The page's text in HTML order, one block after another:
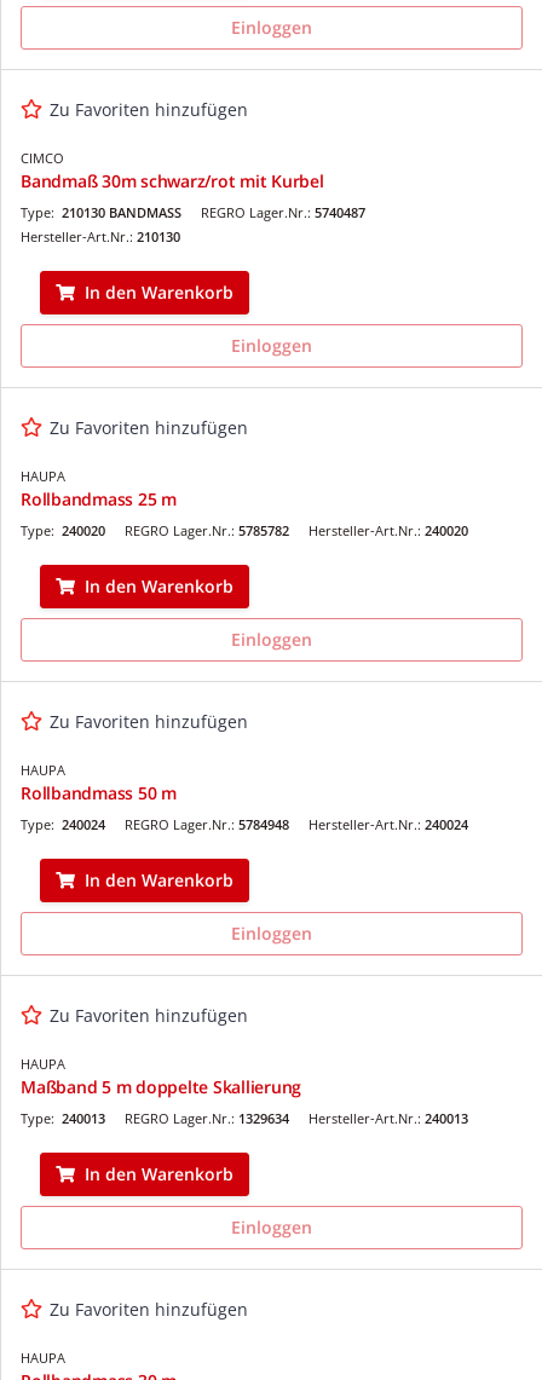
Einloggen
Zu Favoriten hinzufügen
CIMCO
Bandmaß 30m schwarz/rot mit Kurbel
REGRO Lager.Nr.: 5740487
Type: 210130 BANDMASS
Hersteller-Art.Nr.: 210130
In den Warenkorb
Einloggen
Zu Favoriten hinzufügen
HAUPA
Rollbandmass 25 m
REGRO Lager.Nr.: 5785782
Type: 240020 Hersteller-Art.Nr.: 240020
In den Warenkorb
Einloggen
Zu Favoriten hinzufügen
HAUPA
Rollbandmass 50 m
REGRO Lager.Nr.: 5784948
Type: 240024 Hersteller-Art.Nr.: 240024
In den Warenkorb
Einloggen
Zu Favoriten hinzufügen
HAUPA
Maßband 5 m doppelte Skallierung
REGRO Lager.Nr.: 1329634
Type: 240013 Hersteller-Art.Nr.: 240013
In den Warenkorb
Einloggen
Zu Favoriten hinzufügen
HAUPA